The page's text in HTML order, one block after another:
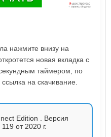
нажмите внизу на
новая вкладка с
таймером, по
ссылка на скачивание.
Edition . Версия
от 2020 г.